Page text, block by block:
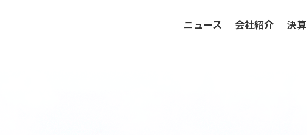
ニュース 会社紹介 決